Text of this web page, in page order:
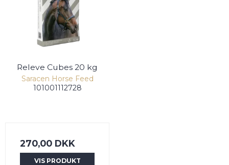
Releve Cubes 20 kg
Saracen Horse Feed
101001112728
270,00 DKK
VIS PRODUKT